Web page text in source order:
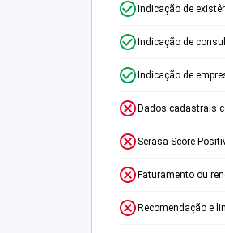
Indicação de
Indicação de
Indicação de
Dados cadastrais
Serasa Score
Faturamento ou
Recomendação e